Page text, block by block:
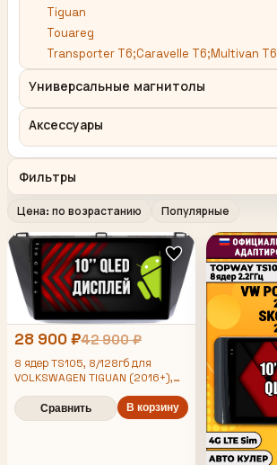
Tiguan
Touareg
Transporter T6;Caravelle T6;Multivan T6
Универсальные магнитолы
Аксессуары
Фильтры
Цена: по возрастанию Популярные
28 900 ₽42 900 ₽
8 ядер TS105, 8/128гб для
VOLKSWAGEN TIGUAN (2016+),
Android магнитола
Сравнить В корзину